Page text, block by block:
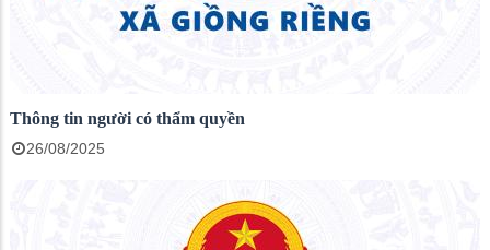
Thông tin người có thẩm quyền
26/08/2025